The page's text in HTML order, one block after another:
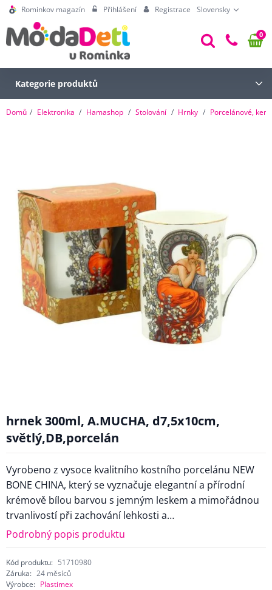
Rominkov magazín Přihlášení Registrace Slovensky
0
Kategorie produktů
Domů Elektronika Hamashop Stolování Hrnky Porcelánové,
hrnek 300ml, A.MUCHA, d7,5x10cm,
světlý,DB,porcelán
Vyrobeno z vysoce kvalitního kostního porcelánu NEW
BONE CHINA, který se vyznačuje elegantní a přírodní
krémově bílou barvou s jemným leskem a mimořádnou
trvanlivostí při zachování lehkosti a…
Podrobný popis produktu
Kód produktu: 51710980
Záruka: 24 měsíců
Výrobce: Plastimex